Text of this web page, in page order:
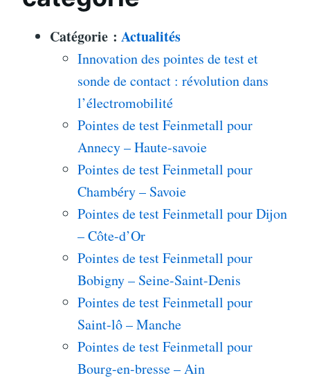
Catégorie : Actualités
Innovation des pointes de test et
sonde de contact : révolution dans
l’électromobilité
Pointes de test Feinmetall pour
Annecy – Haute-savoie
Pointes de test Feinmetall pour
Chambéry – Savoie
Pointes de test Feinmetall pour Dijon
– Côte-d’Or
Pointes de test Feinmetall pour
Bobigny – Seine-Saint-Denis
Pointes de test Feinmetall pour
Saint-lô – Manche
Pointes de test Feinmetall pour
Bourg-en-bresse – Ain